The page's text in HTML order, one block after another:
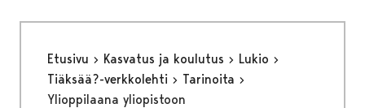
Etusivu Kasvatus ja koulutus
Lukio
Tiäksää?-verkkolehti
Tarinoita
Ylioppilaana yliopistoon